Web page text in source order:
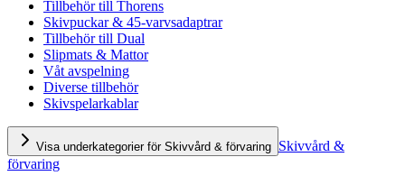
Tillbehör till Thorens
Skivpuckar & 45-varvsadaptrar
Tillbehör till Dual
Slipmats & Mattor
Våt avspelning
Diverse tillbehör
Skivspelarkablar
Visa underkategorier för Skivvård & förvaring Skivvård &
förvaring